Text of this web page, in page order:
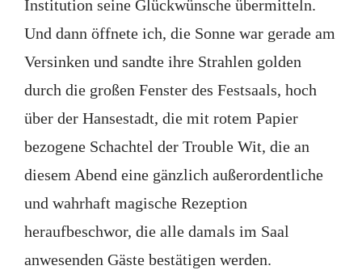
Institution seine Glückwünsche übermitteln.
Und dann öffnete ich, die Sonne war gerade am
Versinken und sandte ihre Strahlen golden
durch die großen Fenster des Festsaals, hoch
über der Hansestadt, die mit rotem Papier
bezogene Schachtel der Trouble Wit, die an
diesem Abend eine gänzlich außerordentliche
und wahrhaft magische Rezeption
heraufbeschwor, die alle damals im Saal
anwesenden Gäste bestätigen werden.